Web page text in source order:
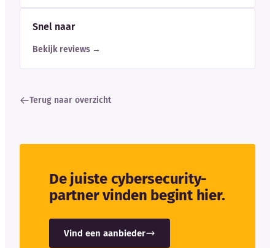
Snel naar
Bekijk reviews →
Terug naar overzicht
De juiste cybersecurity-
partner vinden begint hier.
Vind een aanbieder